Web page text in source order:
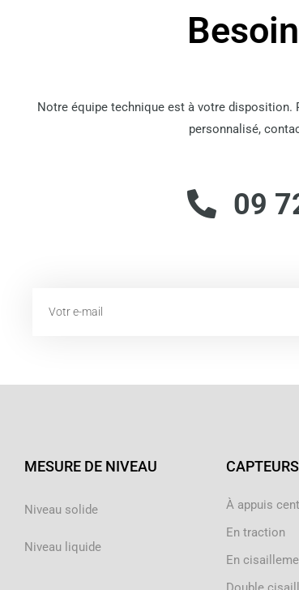
Notre équipe technique est à votre disposition.
personnalisé,
09
MESURE DE NIVEAU
Niveau solide
Niveau liquide
À appuis
En traction
En